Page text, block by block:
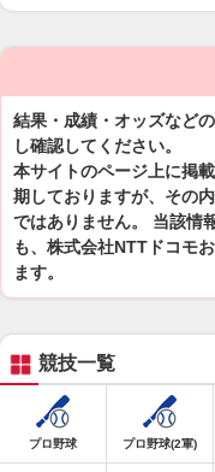
結果・成績・オッズなど
し確認してください。
本サイトのページ上に掲
期しておりますが、その
ではありません。 当該情
も、株式会社NTTドコモ
ます。
競技一覧
プロ野球 プロ野球(2軍)